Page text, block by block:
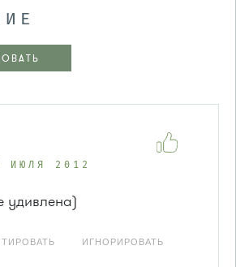
ИЮЛЯ 2012
удивлена)
ИГНОРИРОВАТЬ